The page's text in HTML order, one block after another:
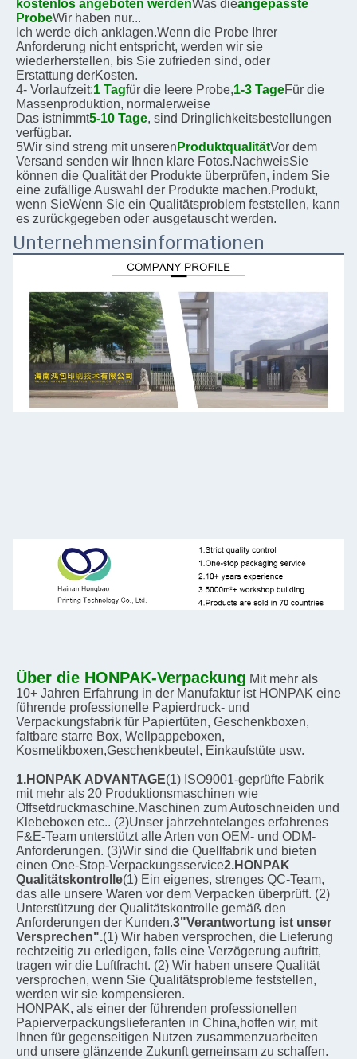
kostenlos angeboten werdenWas dieangepasste
ProbeWir haben nur...
Ich werde dich anklagen.Wenn die Probe Ihrer
Anforderung nicht entspricht, werden wir sie
wiederherstellen, bis Sie zufrieden sind, oder
Erstattung derKosten.
4- Vorlaufzeit:1 Tagfür die leere Probe,1-3 TageFür die
Massenproduktion, normalerweise
Das istnimmt5-10 Tage, sind Dringlichkeitsbestellungen
verfügbar.
5Wir sind streng mit unseren ProduktqualitätVor dem
Versand senden wir Ihnen klare Fotos.NachweisSie
können die Qualität der Produkte überprüfen, indem Sie
eine zufällige Auswahl der Produkte machen.Produkt,
wenn SieWenn Sie ein Qualitätsproblem feststellen, kann
es zurückgegeben oder ausgetauscht werden.
Unternehmensinformationen
Über die HONPAK-Verpackung Mit mehr als
10+ Jahren Erfahrung in der Manufaktur ist HONPAK eine
führende professionelle Papierdruck- und
Verpackungsfabrik für Papiertüten, Geschenkboxen,
faltbare starre Box, Wellpappeboxen,
Kosmetikboxen,Geschenkbeutel, Einkaufstüte usw.
1.HONPAK ADVANTAGE(1) ISO9001-geprüfte Fabrik
mit mehr als 20 Produktionsmaschinen wie
Offsetdruckmaschine.Maschinen zum Autoschneiden und
Klebeboxen etc.. (2)Unser jahrzehntelanges erfahrenes
F&E-Team unterstützt alle Arten von OEM- und ODM-
Anforderungen. (3)Wir sind die Quellfabrik und bieten
einen One-Stop-Verpackungsservice2.HONPAK
Qualitätskontrolle(1) Ein eigenes, strenges QC-Team,
das alle unsere Waren vor dem Verpacken überprüft. (2)
Unterstützung der Qualitätskontrolle gemäß den
Anforderungen der Kunden.3"Verantwortung ist unser
Versprechen".(1) Wir haben versprochen, die Lieferung
rechtzeitig zu erledigen, falls eine Verzögerung auftritt,
tragen wir die Luftfracht. (2) Wir haben unsere Qualität
versprochen, wenn Sie Qualitätsprobleme feststellen,
werden wir sie kompensieren.
HONPAK, als einer der führenden professionellen
Papierverpackungslieferanten in China,hoffen wir, mit
Ihnen für gegenseitigen Nutzen zusammenzuarbeiten
und unsere glänzende Zukunft gemeinsam zu schaffen.